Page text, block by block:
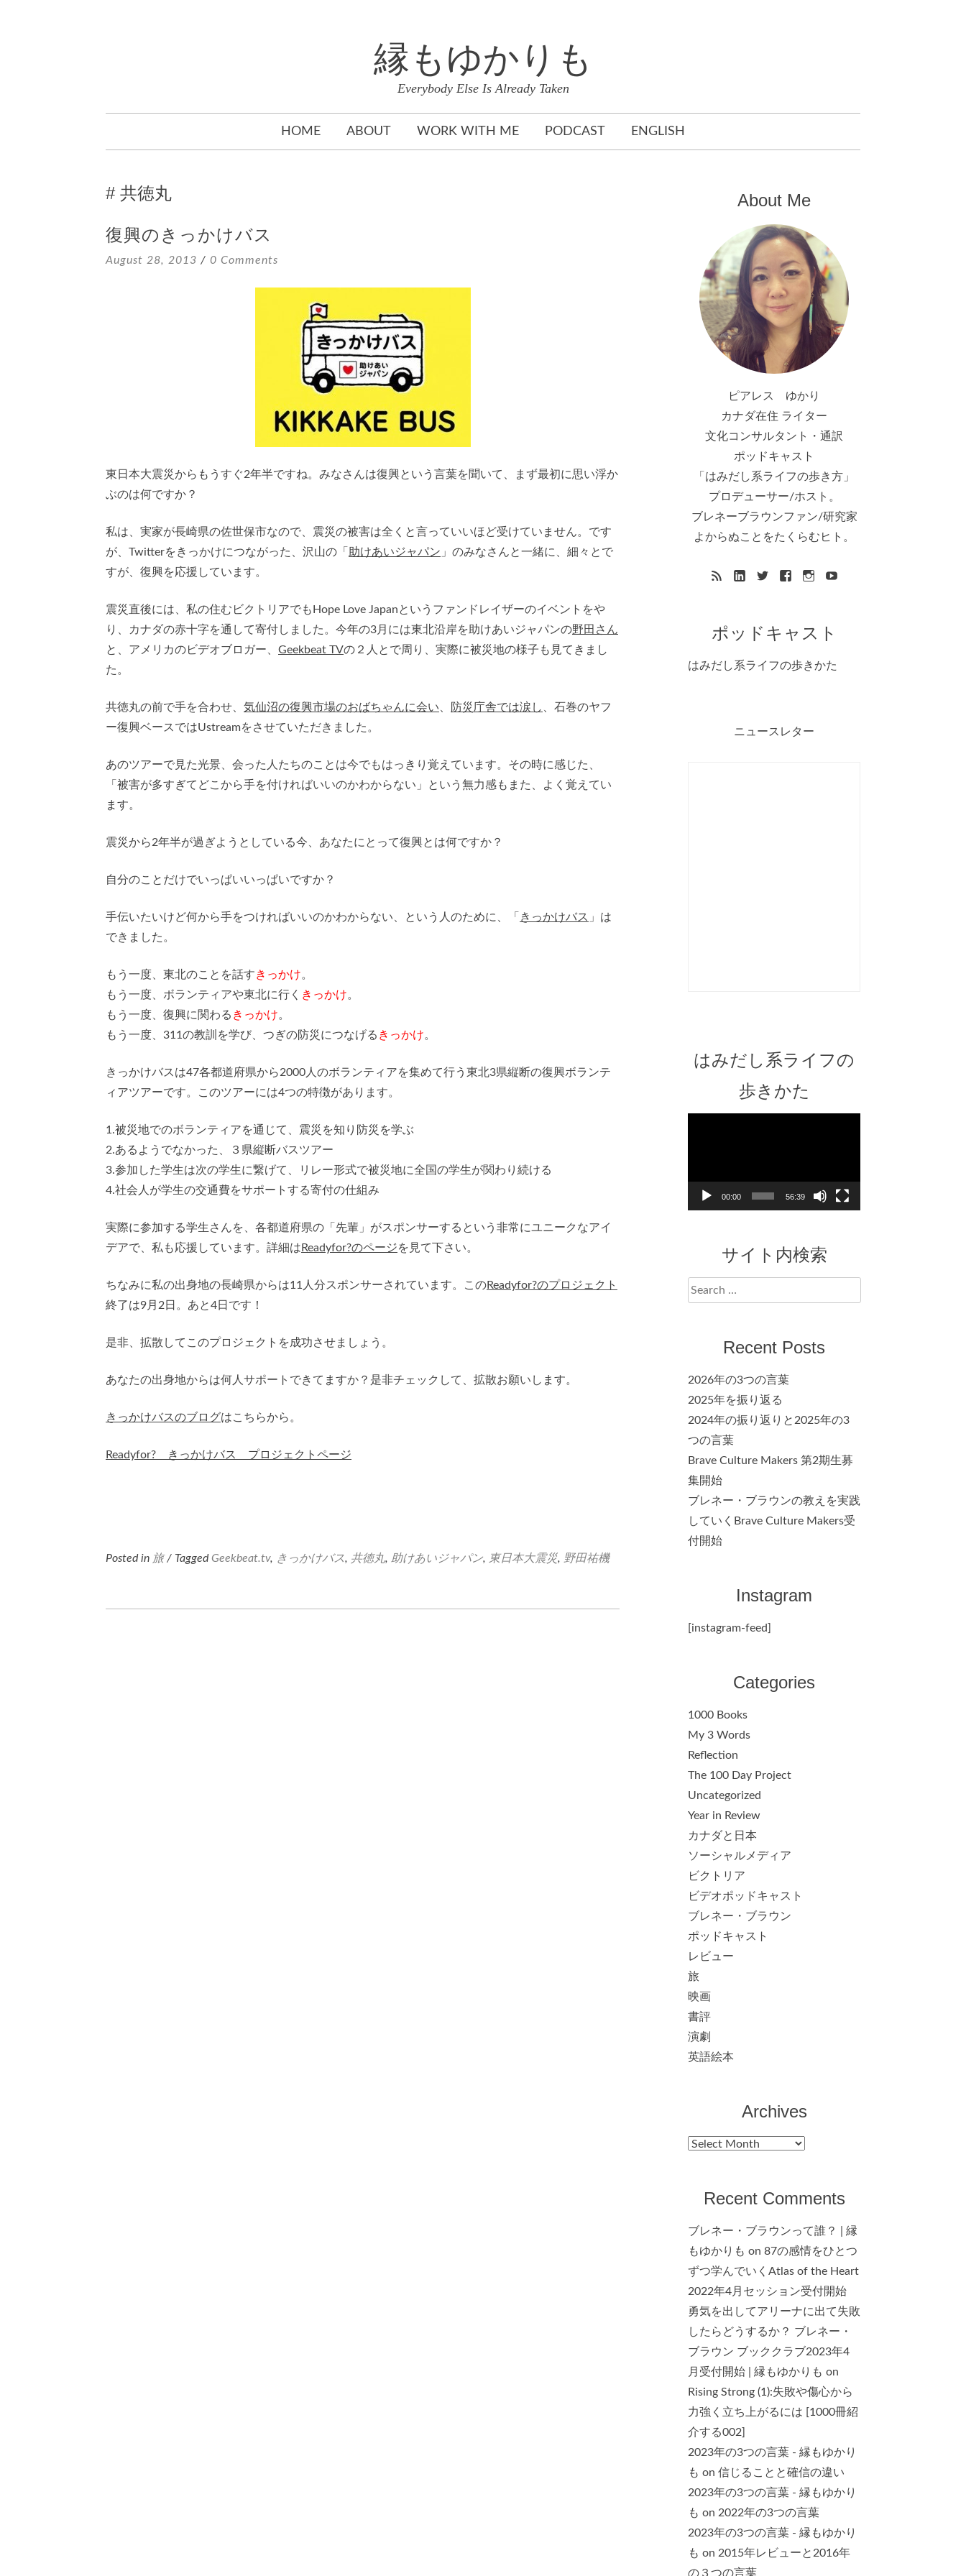
縁もゆかりも
Everybody Else Is Already Taken
TO
HOME ABOUT WORK WITH ME PODCAST ENGLISH
共徳丸
復興のきっかけバス
August 28, 2013 0 Comments
東日本大震災からもうすぐ2年半ですね。みなさんは復興という言葉を聞いて、まず最初に思い浮か
ぶのは何ですか？
私は、実家が長崎県の佐世保市なので、震災の被害は全くと言っていいほど受けていません。です
が、Twitterをきっかけにつながった、沢山の「 助けあいジャパン 」のみなさんと一緒に、細々とで
すが、復興を応援しています。
震災直後には、私の住むビクトリアでもHope Love Japanというファンドレイザーのイベントをや
り、カナダの赤十字を通して寄付しました。今年の3月には東北沿岸を助けあいジャパンの野田さん
と、アメリカのビデオブロガー、 Geekbeat TVの２人とで周り、実際に被災地の様子も見てきまし
た。
共徳丸の前で手を合わせ、 気仙沼の復興市場のおばちゃんに会い 防災庁舎では涙し
、石巻のヤフ
ー復興ベースではUstreamをさせていただきました。
あのツアーで見た光景、会った人たちのことは今でもはっきり覚えています。その時に感じた、
「被害が多すぎてどこから手を付ければいいのかわからない」という無力感もまた、よく覚えてい
ます。
震災から2年半が過ぎようとしている今、あなたにとって復興とは何ですか？
自分のことだけでいっぱいいっぱいですか？
手伝いたいけど何から手をつければいいのかわからない、という人のために、「 きっかけバス 」は
できました。
もう一度、東北のことを話すきっかけ。
もう一度、ボランティアや東北に行く きっかけ。
もう一度、復興に関わる きっかけ。
もう一度、311の教訓を学び、つぎの防災につなげる きっかけ。
きっかけバスは47各都道府県から2000人のボランティアを集めて行う東北3県縦断の復興ボランテ
ィアツアーです。このツアーには4つの特徴があります。
1.被災地でのボランティアを通じて、震災を知り防災を学ぶ
2.あるようでなかった、３県縦断バスツアー
3.参加した学生は次の学生に繋げて、リレー形式で被災地に全国の学生が関わり続ける
4.社会人が学生の交通費をサポートする寄付の仕組み
実際に参加する学生さんを、各都道府県の「先輩」がスポンサーするという非常にユニークなアイ
デアで、私も応援しています。詳細は Readyfor?のページを見て下さい。
ちなみに私の出身地の長崎県からは11人分スポンサーされています。このReadyfor?のプロジェクト
終了は9月2日。あと4日です！
是非、拡散してこのプロジェクトを成功させましょう。
あなたの出身地からは何人サポートできてますか？是非チェックして、拡散お願いします。
きっかけバスのブログはこちらから。
Readyfor? きっかけバス プロジェクトページ
Posted in 旅 / TaggedGeekbeat.tv, きっかけバス, 共徳丸, 助けあいジャパン, 東日本大震災, 野田祐機
About Me
ピアレス ゆかり
カナダ在住 ライター
文化コンサルタント・通訳
ポッドキャスト
「はみだし系ライフの歩き方」
プロデューサー/ホスト。
ブレネーブラウンファン/研究家
よからぬことをたくらむヒト。
ポッドキャスト
はみだし系ライフの歩きかた
ニュースレター
はみだし系ライフの
歩きかた
00:00 56:39
サイト内検索
Search
for:
Recent Posts
2026年の3つの言葉
2025年を振り返る
2024年の振り返りと2025年の3
つの言葉
Brave Culture Makers 第2期生募
集開始
ブレネー・ブラウンの教えを実践
していくBrave Culture Makers受
付開始
Instagram
[instagram-feed]
Categories
1000 Books
My 3 Words
Reflection
The 100 Day Project
Uncategorized
Year in Review
カナダと日本
ソーシャルメディア
ビクトリア
ビデオポッドキャスト
ブレネー・ブラウン
ポッドキャスト
レビュー
旅
映画
書評
演劇
英語絵本
Archives
Archives
Recent Comments
ブレネー・ブラウンって誰？ | 縁
もゆかりも on 87の感情をひとつ
ずつ学んでいくAtlas of the Heart
2022年4月セッション受付開始
勇気を出してアリーナに出て失敗
したらどうするか？ ブレネー・
ブラウン ブッククラブ2023年4
月受付開始 | 縁もゆかりも on
Rising Strong (1):失敗や傷心から
力強く立ち上がるには [1000冊紹
介する002]
2023年の3つの言葉 - 縁もゆかり
も on 信じることと確信の違い
2023年の3つの言葉 - 縁もゆかり
も on 2022年の3つの言葉
2023年の3つの言葉 - 縁もゆかり
も on 2015年レビューと2016年
の３つの言葉